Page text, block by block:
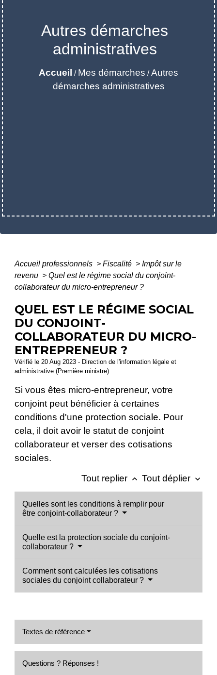
Autres démarches
administratives
Accueil / Mes démarches /Autres
démarches administratives
Accueil professionnels > Fiscalité > Impôt sur le
revenu > Quel est le régime social du conjoint-
collaborateur du micro-entrepreneur ?
QUEL EST LE RÉGIME SOCIAL
DU CONJOINT-
COLLABORATEUR DU MICRO-
ENTREPRENEUR ?
Vérifié le 20 Aug 2023 - Direction de l'information légale et
administrative (Première ministre)
Si vous êtes micro-entrepreneur, votre
conjoint peut bénéficier à certaines
conditions d'une protection sociale. Pour
cela, il doit avoir le statut de conjoint
collaborateur et verser des cotisations
sociales.
Tout replier keyboard_arrow_up Tout déplier keyboard_arrow_down
Quelles sont les conditions à remplir pour
être conjoint-collaborateur ?
Quelle est la protection sociale du conjoint-
collaborateur ?
Comment sont calculées les cotisations
sociales du conjoint collaborateur ?
Textes de référence
Questions ? Réponses !